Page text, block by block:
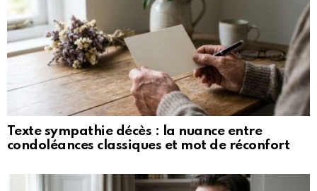
Texte sympathie décès : la nuance entre
condoléances classiques et mot de réconfort